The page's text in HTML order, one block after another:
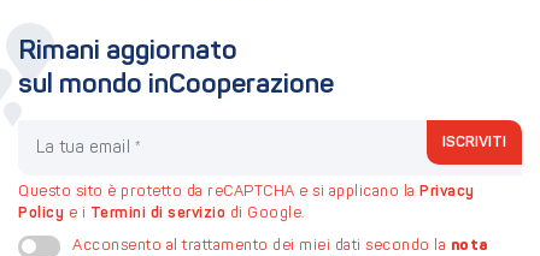
Rimani aggiornato
sul mondo inCooperazione
ISCRIVITI
Questo sito è protetto da reCAPTCHA e si applicano la Privacy
Policy e i Termini di servizio di Google.
Acconsento al trattamento dei miei dati secondo la nota